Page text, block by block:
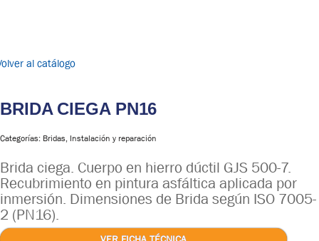
al catálogo
BRIDA CIEGA PN16
Categorías: Bridas, Instalación y reparación
Brida ciega. Cuerpo en hierro dúctil GJS 500-7.
Recubrimiento en pintura asfáltica aplicada por
inmersión. Dimensiones de Brida según ISO 7005-
2 (PN16).